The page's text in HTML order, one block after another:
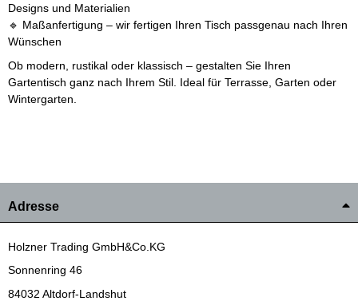
Designs und Materialien
🔹 Maßanfertigung – wir fertigen Ihren Tisch passgenau nach Ihren
Wünschen
Ob modern, rustikal oder klassisch – gestalten Sie Ihren
Gartentisch ganz nach Ihrem Stil. Ideal für Terrasse, Garten oder
Wintergarten.
Adresse
Holzner Trading GmbH&Co.KG
Sonnenring 46
84032 Altdorf-Landshut